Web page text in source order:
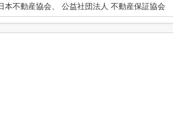
本不動産協会、 公益社団法人 不動産保証協会